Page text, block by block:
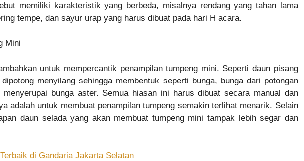
memiliki karakteristik yang berbeda, misalnya rendang yang tahan lama
tempe, dan sayur urap yang harus dibuat pada hari H acara.
Mini
untuk mempercantik penampilan tumpeng mini. Seperti daun pisang
menyilang sehingga membentuk seperti bunga, bunga dari potongan
bunga aster. Semua hiasan ini harus dibuat secara manual dan
adalah untuk membuat penampilan tumpeng semakin terlihat menarik. Selain
daun selada yang akan membuat tumpeng mini tampak lebih segar dan
di Gandaria Jakarta Selatan